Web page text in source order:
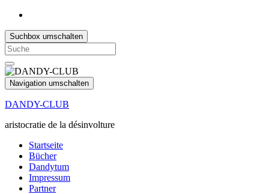
Suchbox umschalten
Search
for:
Navigation umschalten
DANDY-CLUB
aristocratie de la désinvolture
Startseite
Bücher
Dandytum
Impressum
Partner